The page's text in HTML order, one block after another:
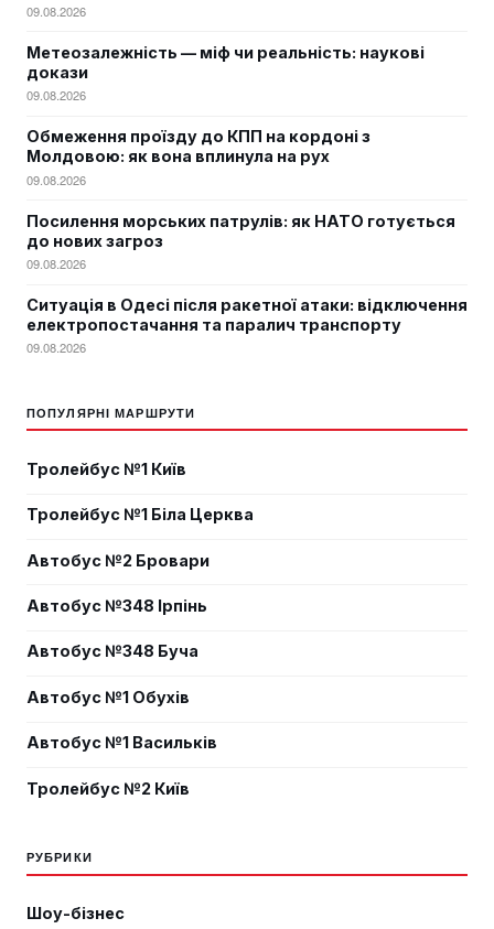
09.08.2026
Метеозалежність — міф чи реальність: наукові
докази
09.08.2026
Обмеження проїзду до КПП на кордоні з
Молдовою: як вона вплинула на рух
09.08.2026
Посилення морських патрулів: як НАТО готується
до нових загроз
09.08.2026
Ситуація в Одесі після ракетної атаки: відключення
електропостачання та паралич транспорту
09.08.2026
ПОПУЛЯРНІ МАРШРУТИ
Тролейбус №1 Київ
Тролейбус №1 Біла Церква
Автобус №2 Бровари
Автобус №348 Ірпінь
Автобус №348 Буча
Автобус №1 Обухів
Автобус №1 Васильків
Тролейбус №2 Київ
РУБРИКИ
Шоу-бізнес